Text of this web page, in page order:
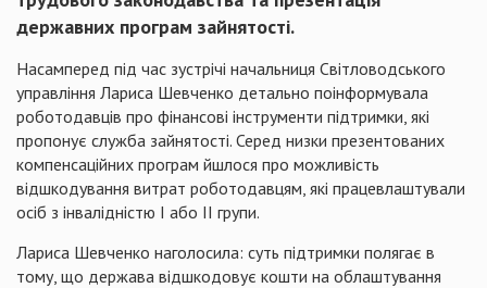
державних програм зайнятості.
Насамперед під час зустрічі начальниця Світловодського
управління Лариса Шевченко детально поінформувала
роботодавців про фінансові інструменти підтримки, які
пропонує служба зайнятості. Серед низки презентованих
компенсаційних програм йшлося про можливість
відшкодування витрат роботодавцям, які працевлаштували
осіб з інвалідністю І або ІІ групи.
Лариса Шевченко наголосила: суть підтримки полягає в
тому, що держава відшкодовує кошти на облаштування